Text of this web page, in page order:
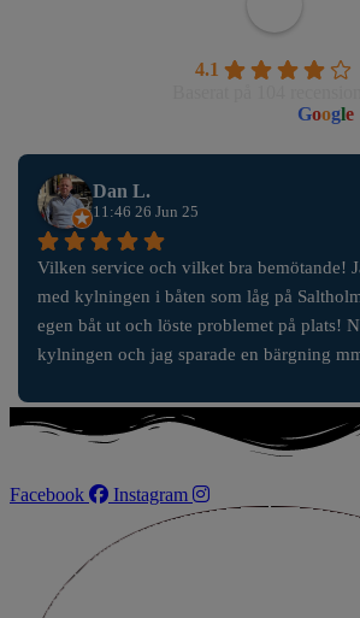
4.1
Google
Dan L.
11:46 26 Jun 25
Vilken service och vilket bra bemötande!
med kylningen i båten som låg på
egen båt ut och löste problemet på plats!
kylningen och jag sparade en bärgning
Facebook Instagram